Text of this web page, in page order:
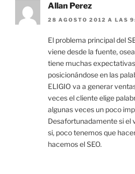
Allan Perez
28 AGOSTO 2012 A LAS
El problema principal del
viene desde la fuente,
tiene muchas
posicionándose en las
ELIGIO va a generar
veces el cliente elige
algunas veces un poco
Desafortunadamente si el
si, poco tenemos que
hacemos el SEO.